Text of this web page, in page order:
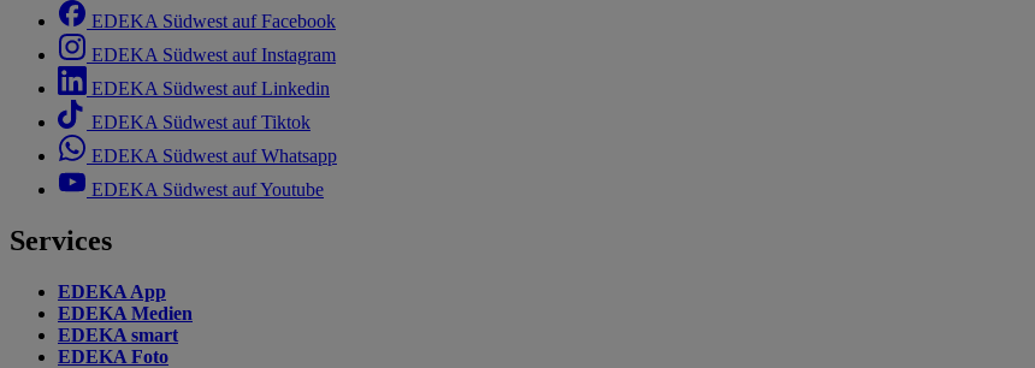
EDEKA Südwest auf Facebook
EDEKA Südwest auf Instagram
EDEKA Südwest auf Linkedin
EDEKA Südwest auf Tiktok
EDEKA Südwest auf Whatsapp
EDEKA Südwest auf Youtube
Services
EDEKA App
EDEKA Medien
EDEKA smart
EDEKA Foto